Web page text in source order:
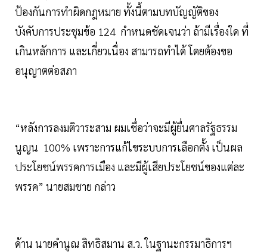
ป้องกันการทำผิดกฎหมาย ทั้งนี้ตามบทบัญญัติของ
บังคับการประชุมข้อ 124 กำหนดชัดเจนว่า ถ้ามีเรื่องใด ที่
เกินหลักการ และเกี่ยวเนื่อง สามารถทำได้ โดยต้องขอ
อนุญาตต่อสภา
“หลังการลงมติวาระสาม ผมเชื่อว่าจะมีผู้ยื่นศาลรัฐธรรม
นูญน 100% เพราะการแก้ไขระบบการเลือกตั้ง เป็นผล
ประโยชน์พรรคการเมือง และมีผู้เสียประโยชน์ของแต่ละ
พรรค” นายสมชาย กล่าว
ด้าน นายคำนูณ สิทธิสมาน ส.ว. ในฐานะกรรมาธิการฯ